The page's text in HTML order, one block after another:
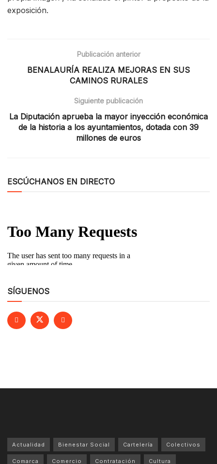
exposición.
Publicación anterior
BENALAURÍA REALIZA MEJORAS EN SUS
CAMINOS RURALES
Siguiente publicación
La Diputación aprueba la mayor inyección económica
de la historia a los ayuntamientos, dotada con 39
millones de euros
ESCÚCHANOS EN DIRECTO
SÍGUENOS
Actualidad Bienestar Social Cartelería Colectivos
Comarca Comercio Contratación Cultura